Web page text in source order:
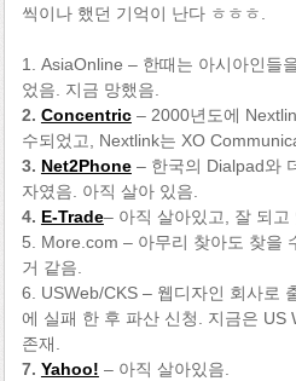
씩이나 했던 기억이 난다 ㅎㅎㅎ.
1. AsiaOnline – 한때는 아시아인들
었음. 지금 망했음.
2. Concentric– 2000년도에
수되었고, Nextlink는 XO
3. Net2Phone– 한국의 Dialpad와
자였음. 아직 살아 있음.
4. E-Trade– 아직 살아있고, 잘 되고
5. More.com – 아무리 찾아도 찾을
거 같음.
6. USWeb/CKS – 웹디자인 회사로
에 실패 한 후 파산 신청. 지금은 US
존재.
7. Yahoo! – 아직 살아있음.